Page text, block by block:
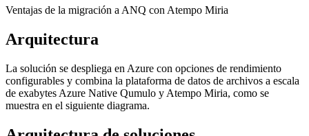
Ventajas de la migración a ANQ con Atempo Miria
Arquitectura
La solución se despliega en Azure con opciones de rendimiento
configurables y combina la plataforma de datos de archivos a escala
de exabytes Azure Native Qumulo y Atempo Miria, como se
muestra en el siguiente diagrama.